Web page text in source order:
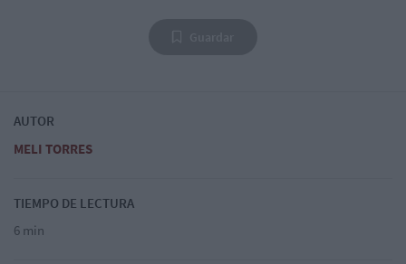
AUTOR
MELI TORRES
TIEMPO DE LECTURA
6 min